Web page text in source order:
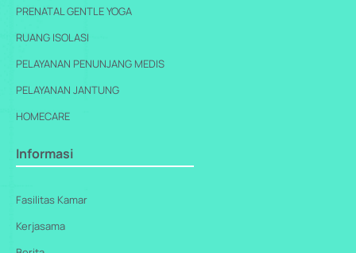
PRENATAL GENTLE YOGA
RUANG ISOLASI
PELAYANAN PENUNJANG MEDIS
PELAYANAN JANTUNG
HOMECARE
Informasi
Fasilitas Kamar
Kerjasama